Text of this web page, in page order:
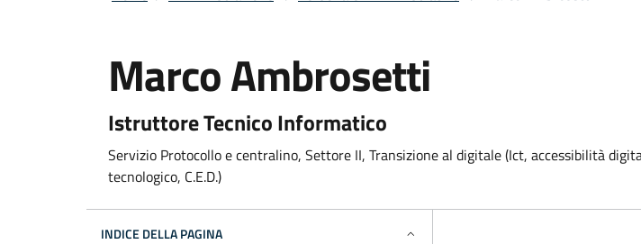
Marco Ambrosetti
Istruttore Tecnico Informatico
Servizio Protocollo e centralino, Settore II, Transizione al digitale (Ict, accessibilità
tecnologico, C.E.D.)
INDICE DELLA PAGINA